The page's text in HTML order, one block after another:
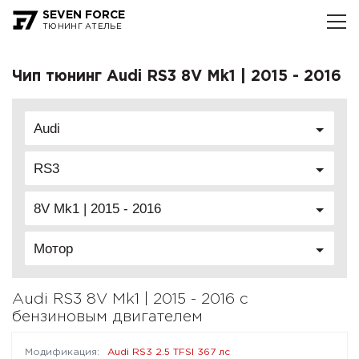
SEVEN FORCE
ТЮНИНГ АТЕЛЬЕ
Чип тюнинг Audi RS3 8V Mk1 | 2015 - 2016
Audi
RS3
8V Mk1 | 2015 - 2016
Мотор
Audi RS3 8V Mk1 | 2015 - 2016 с
бензиновым двигателем
Audi RS3 2.5 TFSI 367 лс